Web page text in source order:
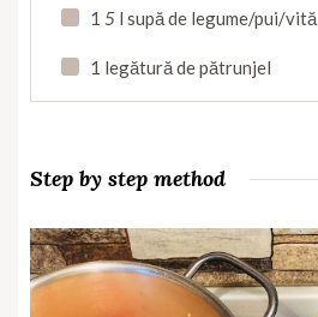
1 5 l supă de legume/pui/vită
1 legătură de pătrunjel
Step by step method